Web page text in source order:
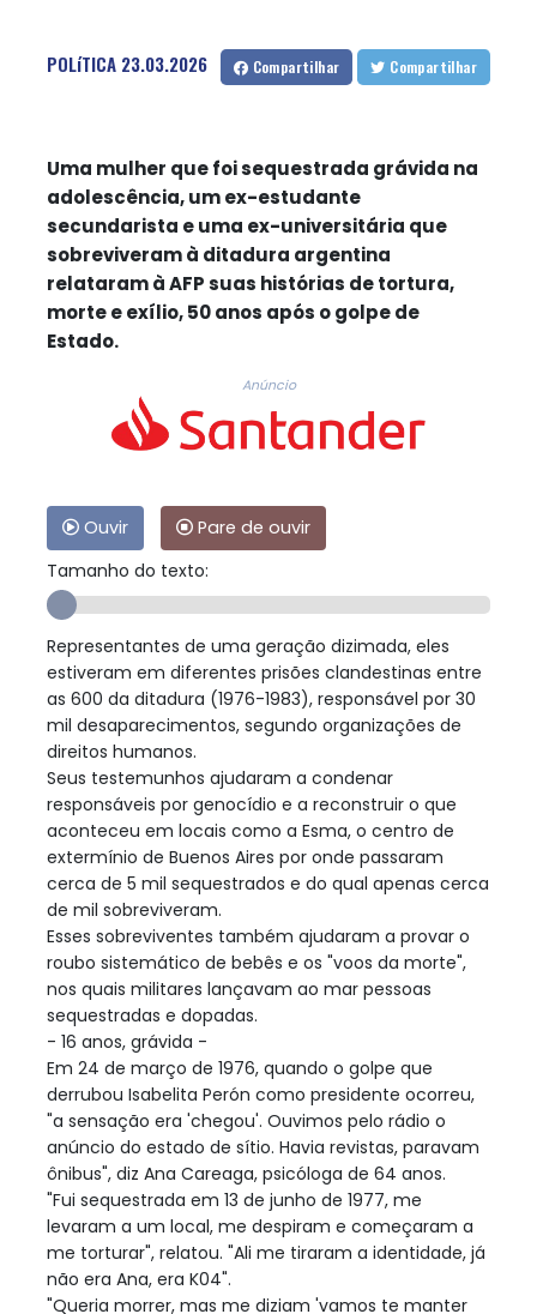
POLíTICA 23.03.2026 Compartilhar Compartilhar
Uma mulher que foi sequestrada grávida na
adolescência, um ex-estudante
secundarista e uma ex-universitária que
sobreviveram à ditadura argentina
relataram à AFP suas histórias de tortura,
morte e exílio, 50 anos após o golpe de
Estado.
Anúncio
Ouvir
Pare de ouvir
Tamanho do texto:
Representantes de uma geração dizimada, eles
estiveram em diferentes prisões clandestinas entre
as 600 da ditadura (1976-1983), responsável por 30
mil desaparecimentos, segundo organizações de
direitos humanos.
Seus testemunhos ajudaram a condenar
responsáveis por genocídio e a reconstruir o que
aconteceu em locais como a Esma, o centro de
extermínio de Buenos Aires por onde passaram
cerca de 5 mil sequestrados e do qual apenas cerca
de mil sobreviveram.
Esses sobreviventes também ajudaram a provar o
roubo sistemático de bebês e os "voos da morte",
nos quais militares lançavam ao mar pessoas
sequestradas e dopadas.
- 16 anos, grávida -
Em 24 de março de 1976, quando o golpe que
derrubou Isabelita Perón como presidente ocorreu,
"a sensação era 'chegou'. Ouvimos pelo rádio o
anúncio do estado de sítio. Havia revistas, paravam
ônibus", diz Ana Careaga, psicóloga de 64 anos.
"Fui sequestrada em 13 de junho de 1977, me
levaram a um local, me despiram e começaram a
me torturar", relatou. "Ali me tiraram a identidade, já
não era Ana, era K04".
"Queria morrer, mas me diziam 'vamos te manter